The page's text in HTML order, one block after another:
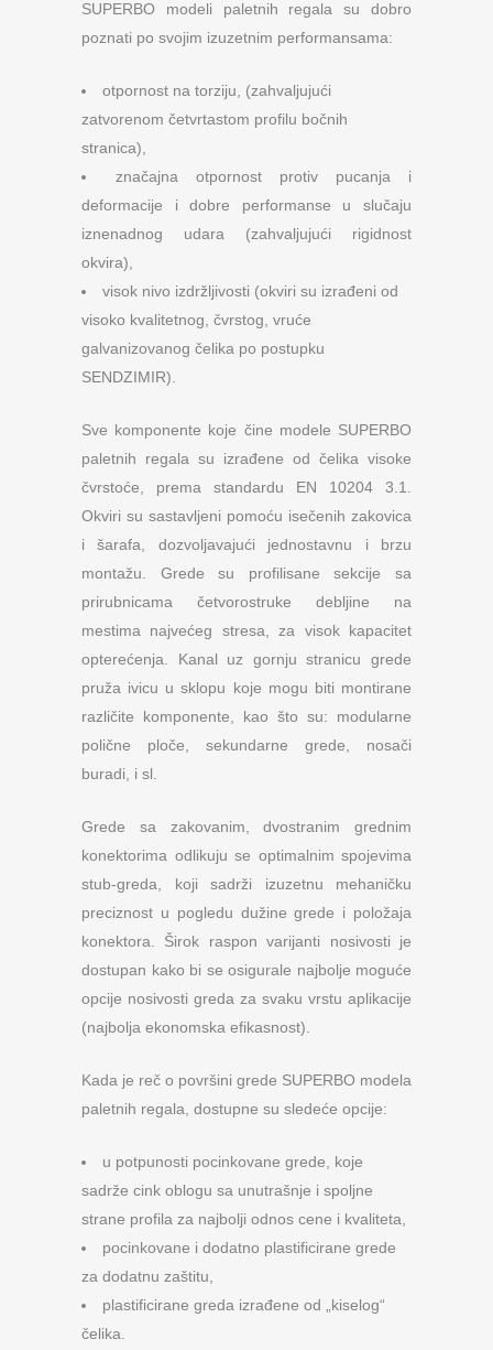
SUPERBO modeli paletnih regala su dobro
poznati po svojim izuzetnim performansama:
otpornost na torziju, (zahvaljujući
zatvorenom četvrtastom profilu bočnih
stranica),
značajna otpornost protiv pucanja i
deformacije i dobre performanse u slučaju
iznenadnog udara (zahvaljujući rigidnost
okvira),
visok nivo izdržljivosti (okviri su izrađeni od
visoko kvalitetnog, čvrstog, vruće
galvanizovanog čelika po postupku
SENDZIMIR).
Sve komponente koje čine modele SUPERBO
paletnih regala su izrađene od čelika visoke
čvrstoće, prema standardu EN 10204 3.1.
Okviri su sastavljeni pomoću isečenih zakovica
i šarafa, dozvoljavajući jednostavnu i brzu
montažu. Grede su profilisane sekcije sa
prirubnicama četvorostruke debljine na
mestima najvećeg stresa, za visok kapacitet
opterećenja. Kanal uz gornju stranicu grede
pruža ivicu u sklopu koje mogu biti montirane
različite komponente, kao što su: modularne
polične ploče, sekundarne grede, nosači
buradi, i sl.
Grede sa zakovanim, dvostranim grednim
konektorima odlikuju se optimalnim spojevima
stub-greda, koji sadrži izuzetnu mehaničku
preciznost u pogledu dužine grede i položaja
konektora. Širok raspon varijanti nosivosti je
dostupan kako bi se osigurale najbolje moguće
opcije nosivosti greda za svaku vrstu aplikacije
(najbolja ekonomska efikasnost).
Kada je reč o površini grede SUPERBO modela
paletnih regala, dostupne su sledeće opcije:
u potpunosti pocinkovane grede, koje
sadrže cink oblogu sa unutrašnje i spoljne
strane profila za najbolji odnos cene i kvaliteta,
pocinkovane i dodatno plastificirane grede
za dodatnu zaštitu,
plastificirane greda izrađene od „kiselog“
čelika.